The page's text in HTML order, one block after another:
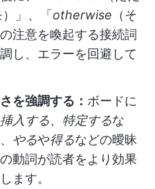
）」、「otherwise （そ
注意を喚起する接続詞
し、エラーを回避して
を強調する： ボードに
入する、特定するな
やるや得るなどの曖昧
動詞が読者をより効果
ます。